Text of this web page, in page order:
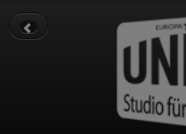
Datenschutz